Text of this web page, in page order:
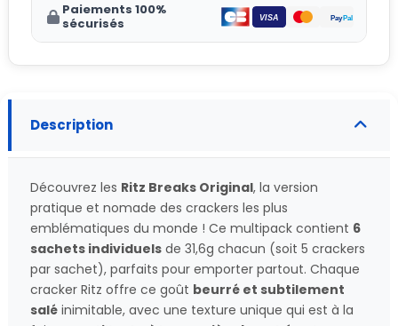
Paiements 100%
sécurisés
Description
Découvrez les Ritz Breaks Original, la version
pratique et nomade des crackers les plus
emblématiques du monde ! Ce multipack contient 6
sachets individuels de 31,6g chacun (soit 5 crackers
par sachet), parfaits pour emporter partout. Chaque
cracker Ritz offre ce goût beurré et subtilement
salé inimitable, avec une texture unique qui est à la